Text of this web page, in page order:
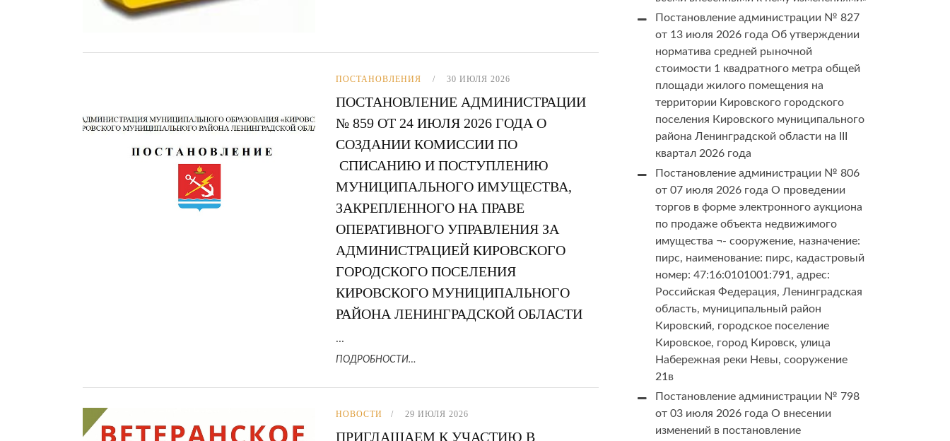
ПОСТАНОВЛЕНИЯ 30 ИЮЛЯ 2026
ПОСТАНОВЛЕНИЕ АДМИНИСТРАЦИИ
№ 859 ОТ 24 ИЮЛЯ 2026 ГОДА О
СОЗДАНИИ КОМИССИИ ПО
СПИСАНИЮ И ПОСТУПЛЕНИЮ
МУНИЦИПАЛЬНОГО ИМУЩЕСТВА,
ЗАКРЕПЛЕННОГО НА ПРАВЕ
ОПЕРАТИВНОГО УПРАВЛЕНИЯ ЗА
АДМИНИСТРАЦИЕЙ КИРОВСКОГО
ГОРОДСКОГО ПОСЕЛЕНИЯ
КИРОВСКОГО МУНИЦИПАЛЬНОГО
РАЙОНА ЛЕНИНГРАДСКОЙ ОБЛАСТИ
...
ПОДРОБНОСТИ…
НОВОСТИ 29 ИЮЛЯ 2026
ПРИГЛАШАЕМ К УЧАСТИЮ В
Постановление администрации № 827
от 13 июля 2026 года Об утверждении
норматива средней рыночной
стоимости 1 квадратного метра общей
площади жилого помещения на
территории Кировского городского
поселения Кировского муниципального
района Ленинградской области на III
квартал 2026 года
Постановление администрации № 806
от 07 июля 2026 года О проведении
торгов в форме электронного аукциона
по продаже объекта недвижимого
имущества ¬- сооружение, назначение:
пирс, наименование: пирс, кадастровый
номер: 47:16:0101001:791, адрес:
Российская Федерация, Ленинградская
область, муниципальный район
Кировский, городское поселение
Кировское, город Кировск, улица
Набережная реки Невы, сооружение
21в
Постановление администрации № 798
от 03 июля 2026 года О внесении
изменений в постановление